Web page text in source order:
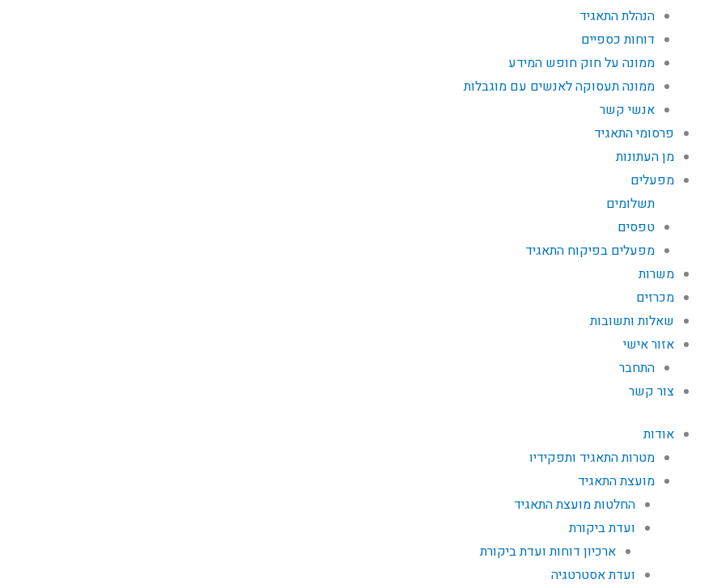
הנהלת התאגיד
דוחות כספיים
ממונה על חוק חופש המידע
ממונה תעסוקה לאנשים עם מוגבלות
אנשי קשר
פרסומי התאגיד
מן העתונות
מפעלים
תשלומים
טפסים
מפעלים בפיקוח התאגיד
משרות
מכרזים
שאלות ותשובות
אזור אישי
התחבר
צור קשר
אודות
מטרות התאגיד ותפקידיו
מועצת התאגיד
החלטות מועצת התאגיד
ועדת ביקורת
ארכיון דוחות ועדת ביקורת
ועדת אסטרטגיה